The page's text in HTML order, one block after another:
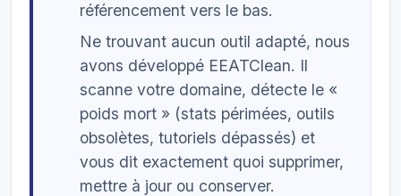
référencement vers le bas.
Ne trouvant aucun outil adapté, nous
avons développé EEATClean. Il
scanne votre domaine, détecte le «
poids mort » (stats périmées, outils
obsolètes, tutoriels dépassés) et
vous dit exactement quoi supprimer,
mettre à jour ou conserver.